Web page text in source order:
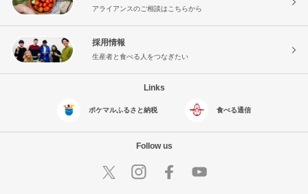
アライアンスのご相談はこちらから
採用情報
生産者と食べる人をつなぎたい
Links
ポケマルふるさと納税 食べる通信
Follow us